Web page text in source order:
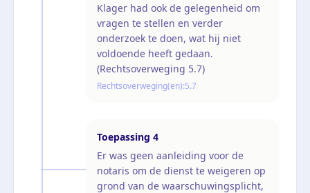
Klager had ook de gelegenheid om
vragen te stellen en verder
onderzoek te doen, wat hij niet
voldoende heeft gedaan.
(Rechtsoverweging 5.7)
Rechtsoverweging(en):5.7
Toepassing 4
Er was geen aanleiding voor de
notaris om de dienst te weigeren op
grond van de waarschuwingsplicht,